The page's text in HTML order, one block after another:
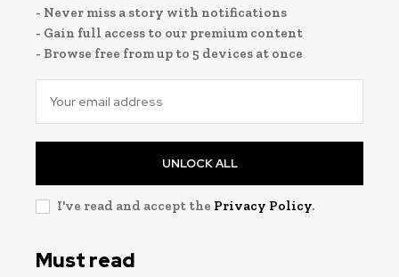
- Never miss a story with notifications
- Gain full access to our premium content
- Browse free from up to 5 devices at once
UNLOCK ALL
I've read and accept the Privacy Policy.
Must read